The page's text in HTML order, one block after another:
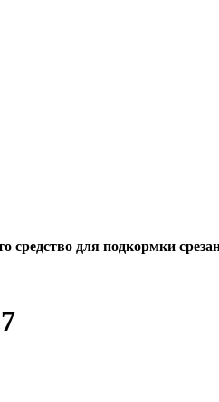
для подкормки